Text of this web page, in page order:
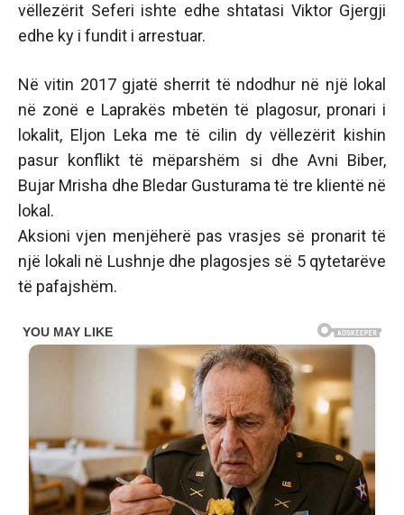
vëllezërit Seferi ishte edhe shtatasi Viktor Gjergji
edhe ky i fundit i arrestuar.
Në vitin 2017 gjatë sherrit të ndodhur në një lokal
në zonë e Laprakës mbetën të plagosur, pronari i
lokalit, Eljon Leka me të cilin dy vëllezërit kishin
pasur konflikt të mëparshëm si dhe Avni Biber,
Bujar Mrisha dhe Bledar Gusturama të tre klientë në
lokal.
Aksioni vjen menjëherë pas vrasjes së pronarit të
një lokali në Lushnje dhe plagosjes së 5 qytetarëve
të pafajshëm.